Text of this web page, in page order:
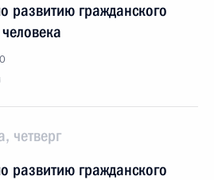
развитию гражданского
четверг
развитию гражданского